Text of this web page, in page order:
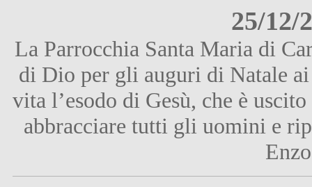
25/12/
La Parrocchia Santa Maria di
di Dio per gli auguri di Natale
vita l’esodo di Gesù, che è
abbracciare tutti gli uomini e